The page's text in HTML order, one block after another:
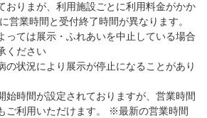
おりまが、利用施設ごとに利用料金がかか
営業時間と受付終了時間が異なります。
っては展示・ふれあいを中止している場合
ください
の状況により展示が停止になることがあり
始時間が設定されておりますが、営業時間
ご利用いただけます。 ※最新の営業時間